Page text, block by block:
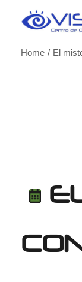
Home
El